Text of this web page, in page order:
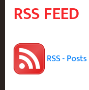
दलालांना
RSS FEED
RSS - Posts